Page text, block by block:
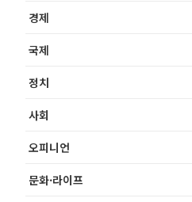
경제
국제
정치
사회
오피니언
문화·라이프